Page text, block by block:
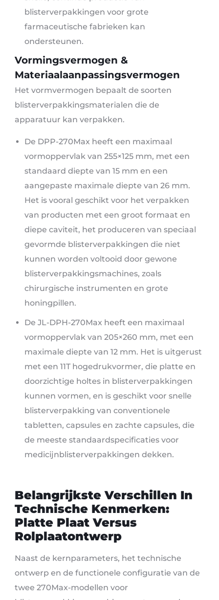
blisterverpakkingen voor grote
farmaceutische fabrieken kan
ondersteunen.
Vormingsvermogen &
Materiaalaanpassingsvermogen
Het vormvermogen bepaalt de soorten
blisterverpakkingsmaterialen die de
apparatuur kan verpakken.
De DPP-270Max heeft een maximaal
vormoppervlak van 255×125 mm, met een
standaard diepte van 15 mm en een
aangepaste maximale diepte van 26 mm.
Het is vooral geschikt voor het verpakken
van producten met een groot formaat en
diepe caviteit, het produceren van speciaal
gevormde blisterverpakkingen die niet
kunnen worden voltooid door gewone
blisterverpakkingsmachines, zoals
chirurgische instrumenten en grote
honingpillen.
De JL-DPH-270Max heeft een maximaal
vormoppervlak van 205×260 mm, met een
maximale diepte van 12 mm. Het is uitgerust
met een 11T hogedrukvormer, die platte en
doorzichtige holtes in blisterverpakkingen
kunnen vormen, en is geschikt voor snelle
blisterverpakking van conventionele
tabletten, capsules en zachte capsules, die
de meeste standaardspecificaties voor
medicijnblisterverpakkingen dekken.
Belangrijkste Verschillen In
Technische Kenmerken:
Platte Plaat Versus
Rolplaatontwerp
Naast de kernparameters, het technische
ontwerp en de functionele configuratie van de
twee 270Max-modellen voor